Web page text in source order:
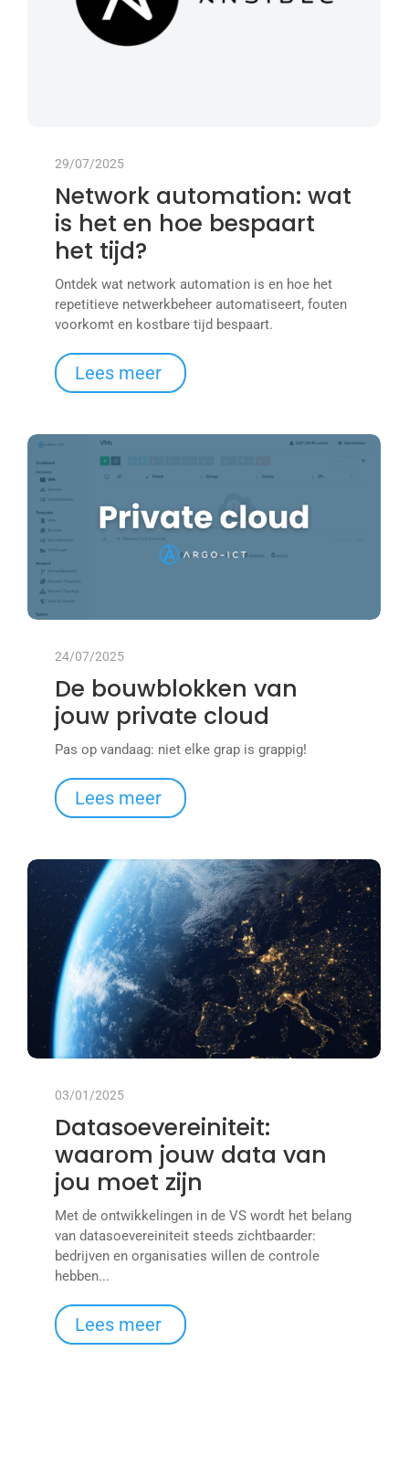
29/07/2025
Network automation: wat
is het en hoe bespaart
het tijd?
Ontdek wat network automation is en hoe het
repetitieve netwerkbeheer automatiseert, fouten
voorkomt en kostbare tijd bespaart.
Lees meer
24/07/2025
De bouwblokken van
jouw private cloud
Pas op vandaag: niet elke grap is grappig!
Lees meer
03/01/2025
Datasoevereiniteit:
waarom jouw data van
jou moet zijn
Met de ontwikkelingen in de VS wordt het belang
van datasoevereiniteit steeds zichtbaarder:
bedrijven en organisaties willen de controle
hebben...
Lees meer